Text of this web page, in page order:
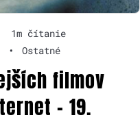
1m čítanie
• Ostatné
filmov
– 19.